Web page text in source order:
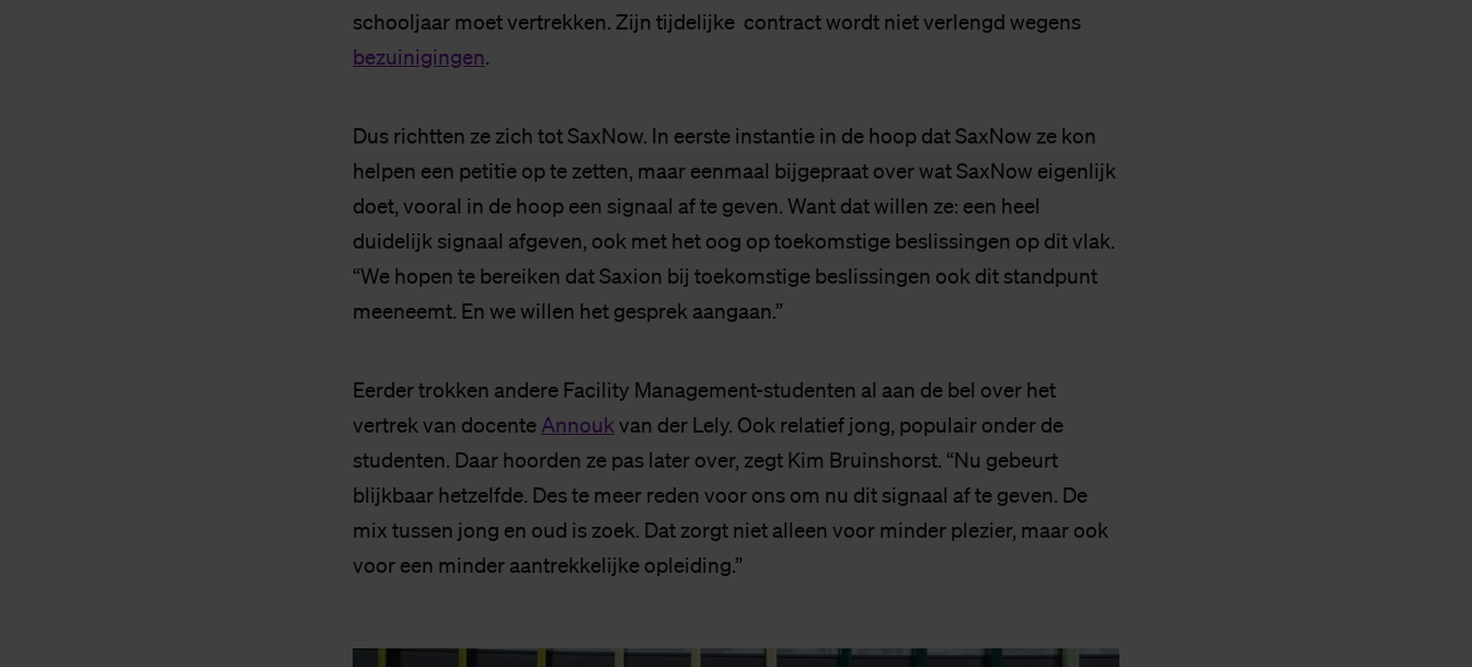
schooljaar moet vertrekken. Zijn tijdelijke contract wordt niet verlengd wegens
bezuinigingen.
Dus richtten ze zich tot SaxNow. In eerste instantie in de hoop dat SaxNow ze kon
helpen een petitie op te zetten, maar eenmaal bijgepraat over wat SaxNow eigenlijk
doet, vooral in de hoop een signaal af te geven. Want dat willen ze: een heel
duidelijk signaal afgeven, ook met het oog op toekomstige beslissingen op dit vlak.
“We hopen te bereiken dat Saxion bij toekomstige beslissingen ook dit standpunt
meeneemt. En we willen het gesprek aangaan.”
Eerder trokken andere Facility Management-studenten al aan de bel over het
vertrek van docente Annouk van der Lely. Ook relatief jong, populair onder de
studenten. Daar hoorden ze pas later over, zegt Kim Bruinshorst. “Nu gebeurt
blijkbaar hetzelfde. Des te meer reden voor ons om nu dit signaal af te geven. De
mix tussen jong en oud is zoek. Dat zorgt niet alleen voor minder plezier, maar ook
voor een minder aantrekkelijke opleiding.”